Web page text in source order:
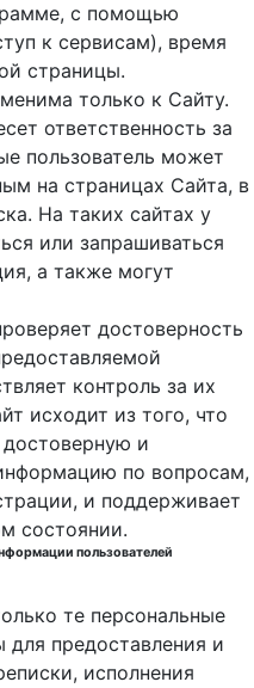
с помощью
к cервисам), время
страницы.
только к Сайту.
ответственность за
пользователь может
на страницах Сайта, в
На таких сайтах у
или запрашиваться
а также могут
достоверность
контроль за их
исходит из того, что
достоверную и
по вопросам,
и поддерживает
состоянии.
пользователей
те персональные
предоставления и
исполнения